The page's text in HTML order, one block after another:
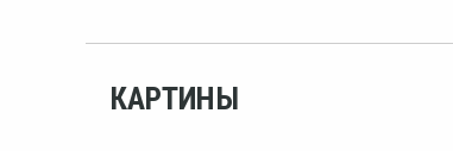
КАРТИНЫ